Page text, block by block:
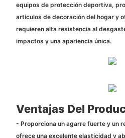
equipos de protección deportiva,
artículos de decoración del hogar y
requieren alta resistencia al
impactos y una apariencia única.
Ventajas Del
- Proporciona un agarre fuerte y un
ofrece una excelente elasticidad y